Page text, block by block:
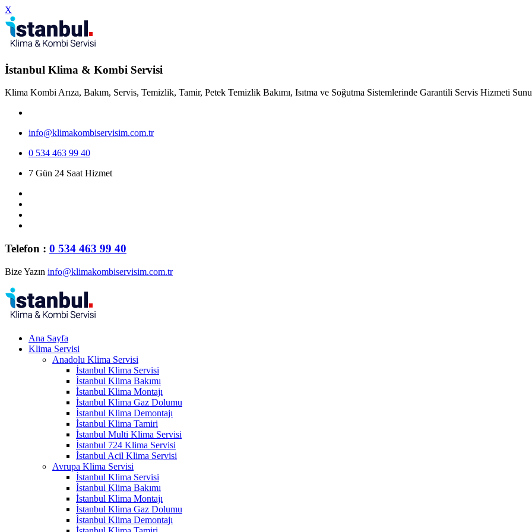
X
İstanbul Klima & Kombi Servisi
Klima Kombi Arıza, Bakım, Servis, Temizlik, Tamir, Petek Temizlik Bakımı, Isıtma ve Soğutma Sistemlerinde Garantili Servis Hizmeti
info@klimakombiservisim.com.tr
0 534 463 99 40
7 Gün 24 Saat Hizmet
Telefon : 0 534 463 99 40
Bize Yazın info@klimakombiservisim.com.tr
Ana Sayfa
Klima Servisi
Anadolu Klima Servisi
İstanbul Klima Servisi
İstanbul Klima Bakımı
İstanbul Klima Montajı
İstanbul Klima Gaz Dolumu
İstanbul Klima Demontajı
İstanbul Klima Tamiri
İstanbul Multi Klima Servisi
İstanbul 724 Klima Servisi
İstanbul Acil Klima Servisi
Avrupa Klima Servisi
İstanbul Klima Servisi
İstanbul Klima Bakımı
İstanbul Klima Montajı
İstanbul Klima Gaz Dolumu
İstanbul Klima Demontajı